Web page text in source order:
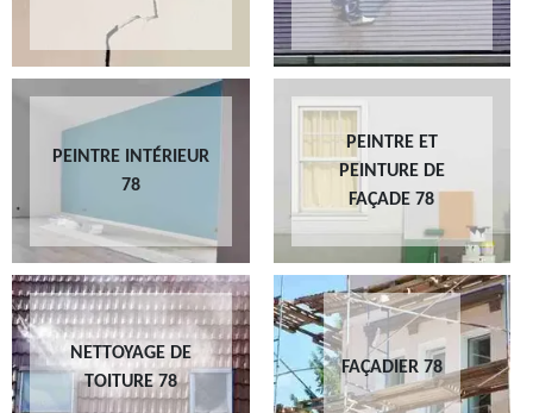
PEINTRE INTÉRIEUR
78
PEINTRE ET
PEINTURE DE
FAÇADE 78
NETTOYAGE DE
TOITURE 78
FAÇADIER 78